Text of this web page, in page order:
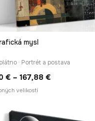
RYCHLÉ ZOBRAZENÍ
mysl
· Portrét a postava
€ – 167,88 €
až
velikostí